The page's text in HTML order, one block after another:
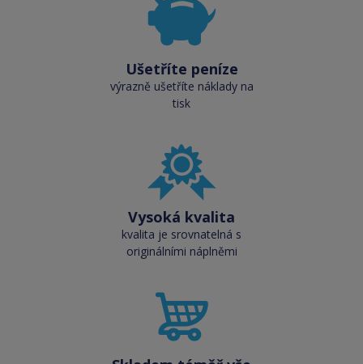
Ušetříte peníze
výrazně ušetříte náklady na
tisk
Vysoká kvalita
kvalita je srovnatelná s
originálními náplněmi